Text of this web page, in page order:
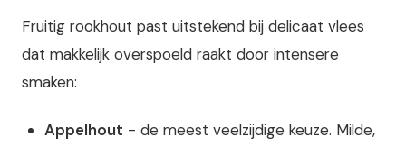
Fruitig rookhout past uitstekend bij delicaat vlees
dat makkelijk overspoeld raakt door intensere
smaken:
Appelhout - de meest veelzijdige keuze. Milde,